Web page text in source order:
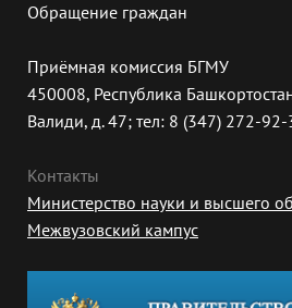
Обращение граждан
Приёмная комиссия БГМУ
450008, Республика
Валиди, д. 47; тел: 8 (347) 272-92-
Контакты
Министерство науки и высшего
Межвузовский кампус